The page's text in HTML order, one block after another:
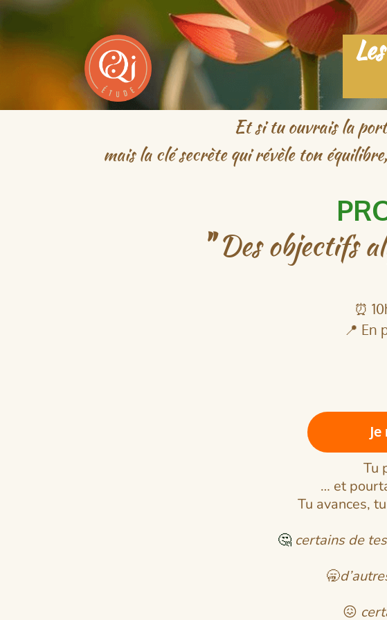
Et si tu ouvrais la
mais la clé secrète qui révèle ton
"Des objectifs
⏰
📍 En
Tu
… et
Tu avances,
🤔 certains de
🥱
😖